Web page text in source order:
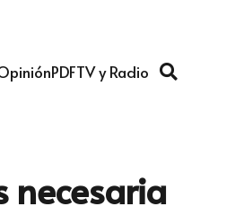
PDFTV y Radio
necesaria